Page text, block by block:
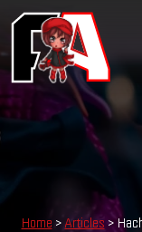
Home > Articles >